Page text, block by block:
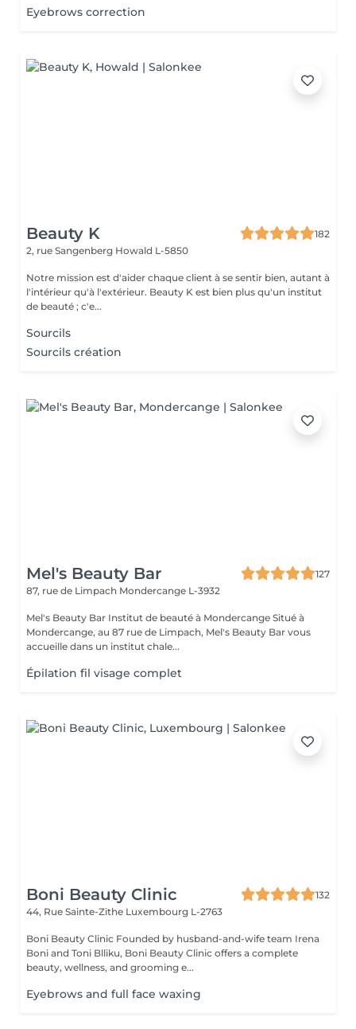
Eyebrows correction
Beauty K
182
2, rue Sangenberg Howald L-5850
Notre mission est d'aider chaque client à se sentir bien, autant à
l'intérieur qu'à l'extérieur. Beauty K est bien plus qu'un institut
de beauté ; c'e...
Sourcils
Sourcils création
Mel's Beauty Bar
127
87, rue de Limpach Mondercange L-3932
Mel's Beauty Bar Institut de beauté à Mondercange Situé à
Mondercange, au 87 rue de Limpach, Mel's Beauty Bar vous
accueille dans un institut chale...
Épilation fil visage complet
Boni Beauty Clinic
132
44, Rue Sainte-Zithe Luxembourg L-2763
Boni Beauty Clinic Founded by husband-and-wife team Irena
Boni and Toni Blliku, Boni Beauty Clinic offers a complete
beauty, wellness, and grooming e...
Eyebrows and full face waxing